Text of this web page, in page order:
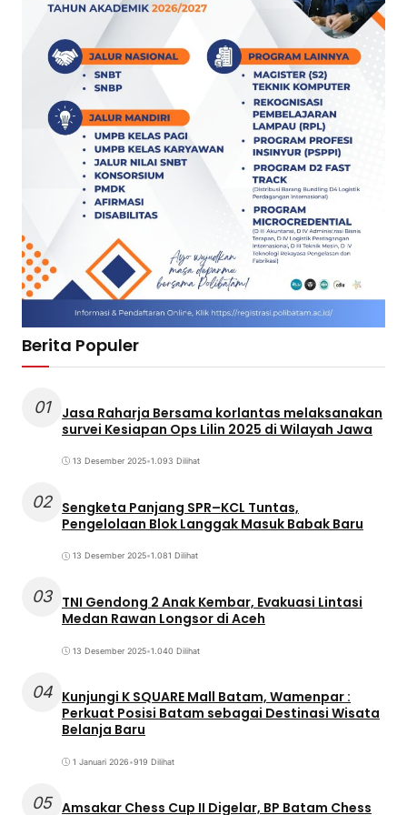
Berita Populer
01
Jasa Raharja Bersama korlantas melaksanakan
survei Kesiapan Ops Lilin 2025 di Wilayah Jawa
13 Desember 2025•1.093 Dilihat
02 Sengketa Panjang SPR–KCL Tuntas,
Pengelolaan Blok Langgak Masuk Babak Baru
13 Desember 2025•1.081 Dilihat
03 TNI Gendong 2 Anak Kembar, Evakuasi Lintasi
Medan Rawan Longsor di Aceh
13 Desember 2025•1.040 Dilihat
04 Kunjungi K SQUARE Mall Batam, Wamenpar :
Perkuat Posisi Batam sebagai Destinasi Wisata
Belanja Baru
1 Januari 2026•919 Dilihat
05 Amsakar Chess Cup II Digelar, BP Batam Chess